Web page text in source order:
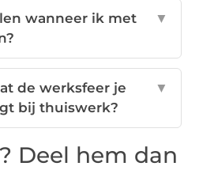
wanneer ik met
▼
de werksfeer je
bij thuiswerk?
▼
Deel hem dan